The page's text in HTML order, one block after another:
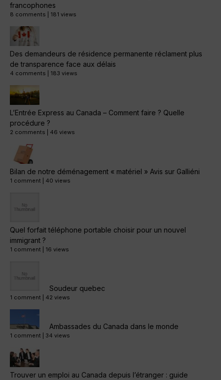
francophones
8 comments 181 views
Des demandeurs de résidence permanente réclament plus
de transparence face aux délais
4 comments 183 views
L’Entrée Express au Canada – Comment faire ? Quelle
procédure ?
2 comments 46 views
Bilan de notre déménagement « matériel » Avis sur Galliéni
1 comment 40 views
Quel forfait téléphone portable choisir pour un nouvel
immigrant ?
1 comment 16 views
Soudeur quebec
1 comment 42 views
Ambassades du Canada dans le monde
1 comment 34 views
Trouver un emploi au Canada depuis l’étranger : guide